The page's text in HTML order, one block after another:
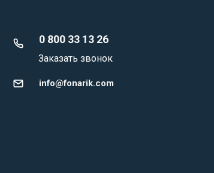
0 800 33 13 26
Заказать звонок
info@fonarik.com